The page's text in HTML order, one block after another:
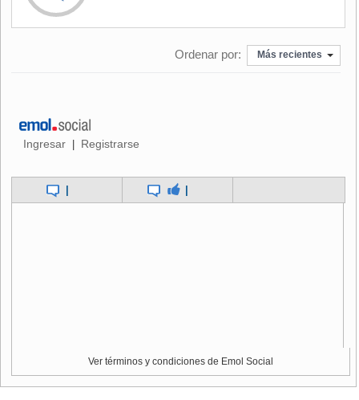
Ordenar por: Más recientes
Ingresar Registrarse
Ver términos y condiciones de Emol Social